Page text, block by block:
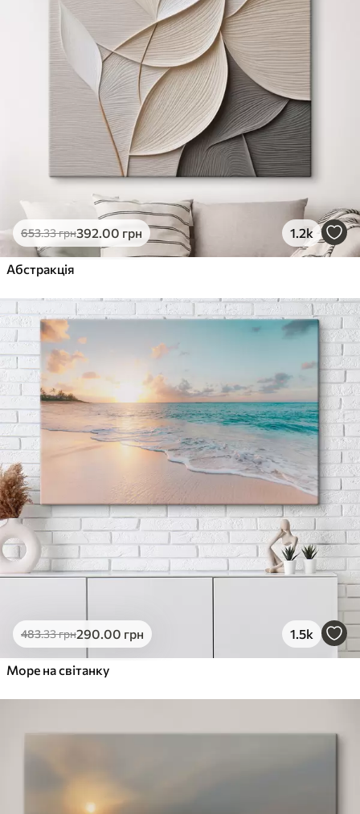
653.33грн392.00 грн 1.2k
Абстракція
483.33грн290.00 грн 1.5k
Море на світанку